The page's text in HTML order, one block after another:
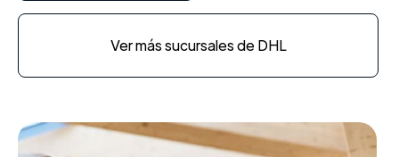
Ver más sucursales de DHL